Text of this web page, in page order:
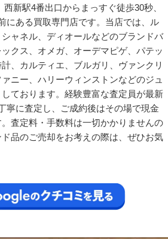
新駅4番出口からまっすぐ徒歩30秒、
にある買取専門店です。当店では、ル
ャネル、ディオールなどのブランドバ
クス、オメガ、オーデマピゲ、パテッ
、カルティエ、ブルガリ、ヴァンクリ
ニー、ハリーウィンストンなどのジュ
ております。経験豊富な査定員が最新
寧に査定し、ご成約後はその場で現金
査定料・手数料は一切かかりませんの
品のご売却をお考えの際は、ぜひお気